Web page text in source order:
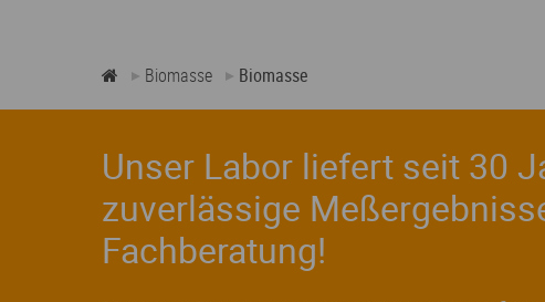
Biomasse Biomasse
Unser Labor liefert seit 30
zuverlässige
Fachberatung!